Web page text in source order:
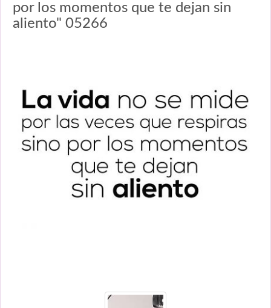
por los momentos que te dejan sin
aliento" 05266